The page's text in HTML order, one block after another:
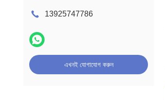
13925747786
এখনই যোগাযোগ করুন